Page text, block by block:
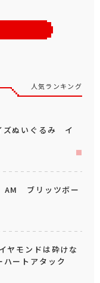
人気ランキング
ズぬいぐるみ イ
AM ブリッツボー
ヤモンドは砕けな
ートアタック